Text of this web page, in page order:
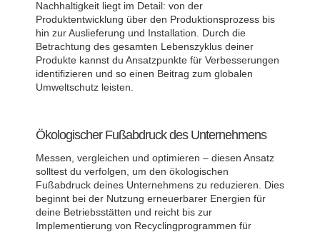
Nachhaltigkeit liegt im Detail: von der
Produktentwicklung über den Produktionsprozess bis
hin zur Auslieferung und Installation. Durch die
Betrachtung des gesamten Lebenszyklus deiner
Produkte kannst du Ansatzpunkte für Verbesserungen
identifizieren und so einen Beitrag zum globalen
Umweltschutz leisten.
Ökologischer Fußabdruck des Unternehmens
Messen, vergleichen und optimieren – diesen Ansatz
solltest du verfolgen, um den ökologischen
Fußabdruck deines Unternehmens zu reduzieren. Dies
beginnt bei der Nutzung erneuerbarer Energien für
deine Betriebsstätten und reicht bis zur
Implementierung von Recyclingprogrammen für